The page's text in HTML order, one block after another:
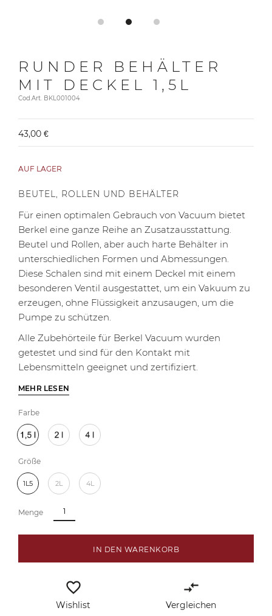
RUNDER BEHÄLTER
MIT DECKEL 1,5L
Cod.Art. BKL001004
43,00 €
AUF LAGER
BEUTEL, ROLLEN UND BEHÄLTER
Für einen optimalen Gebrauch von Vacuum bietet
Berkel eine ganze Reihe an Zusatzausstattung.
Beutel und Rollen, aber auch harte Behälter in
unterschiedlichen Formen und Abmessungen.
Diese Schalen sind mit einem Deckel mit einem
besonderen Ventil ausgestattet, um ein Vakuum zu
erzeugen, ohne Flüssigkeit anzusaugen, um die
Pumpe zu schützen.
Alle Zubehörteile für Berkel Vacuum wurden
getestet und sind für den Kontakt mit
Lebensmitteln geeignet und zertifiziert.
MEHR LESEN
Farbe
Größe
1L5 2L 4L
Menge
IN DEN WARENKORB
favorite_border
Wishlist
compare_arrows
Vergleichen